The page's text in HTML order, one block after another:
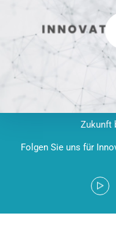
Zukunft
Folgen Sie uns für